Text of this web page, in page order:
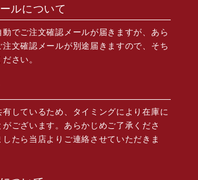
ルについて
動でご注文確認メールが届きますが、あら
文確認メールが別途届きますので、そち
さい。
しているため、タイミングにより在庫に
ございます。あらかじめご了承くださ
たら当店よりご連絡させていただきま